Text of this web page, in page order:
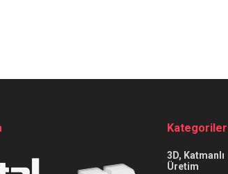
Kategoriler
3D, Katmanlı
Üretim